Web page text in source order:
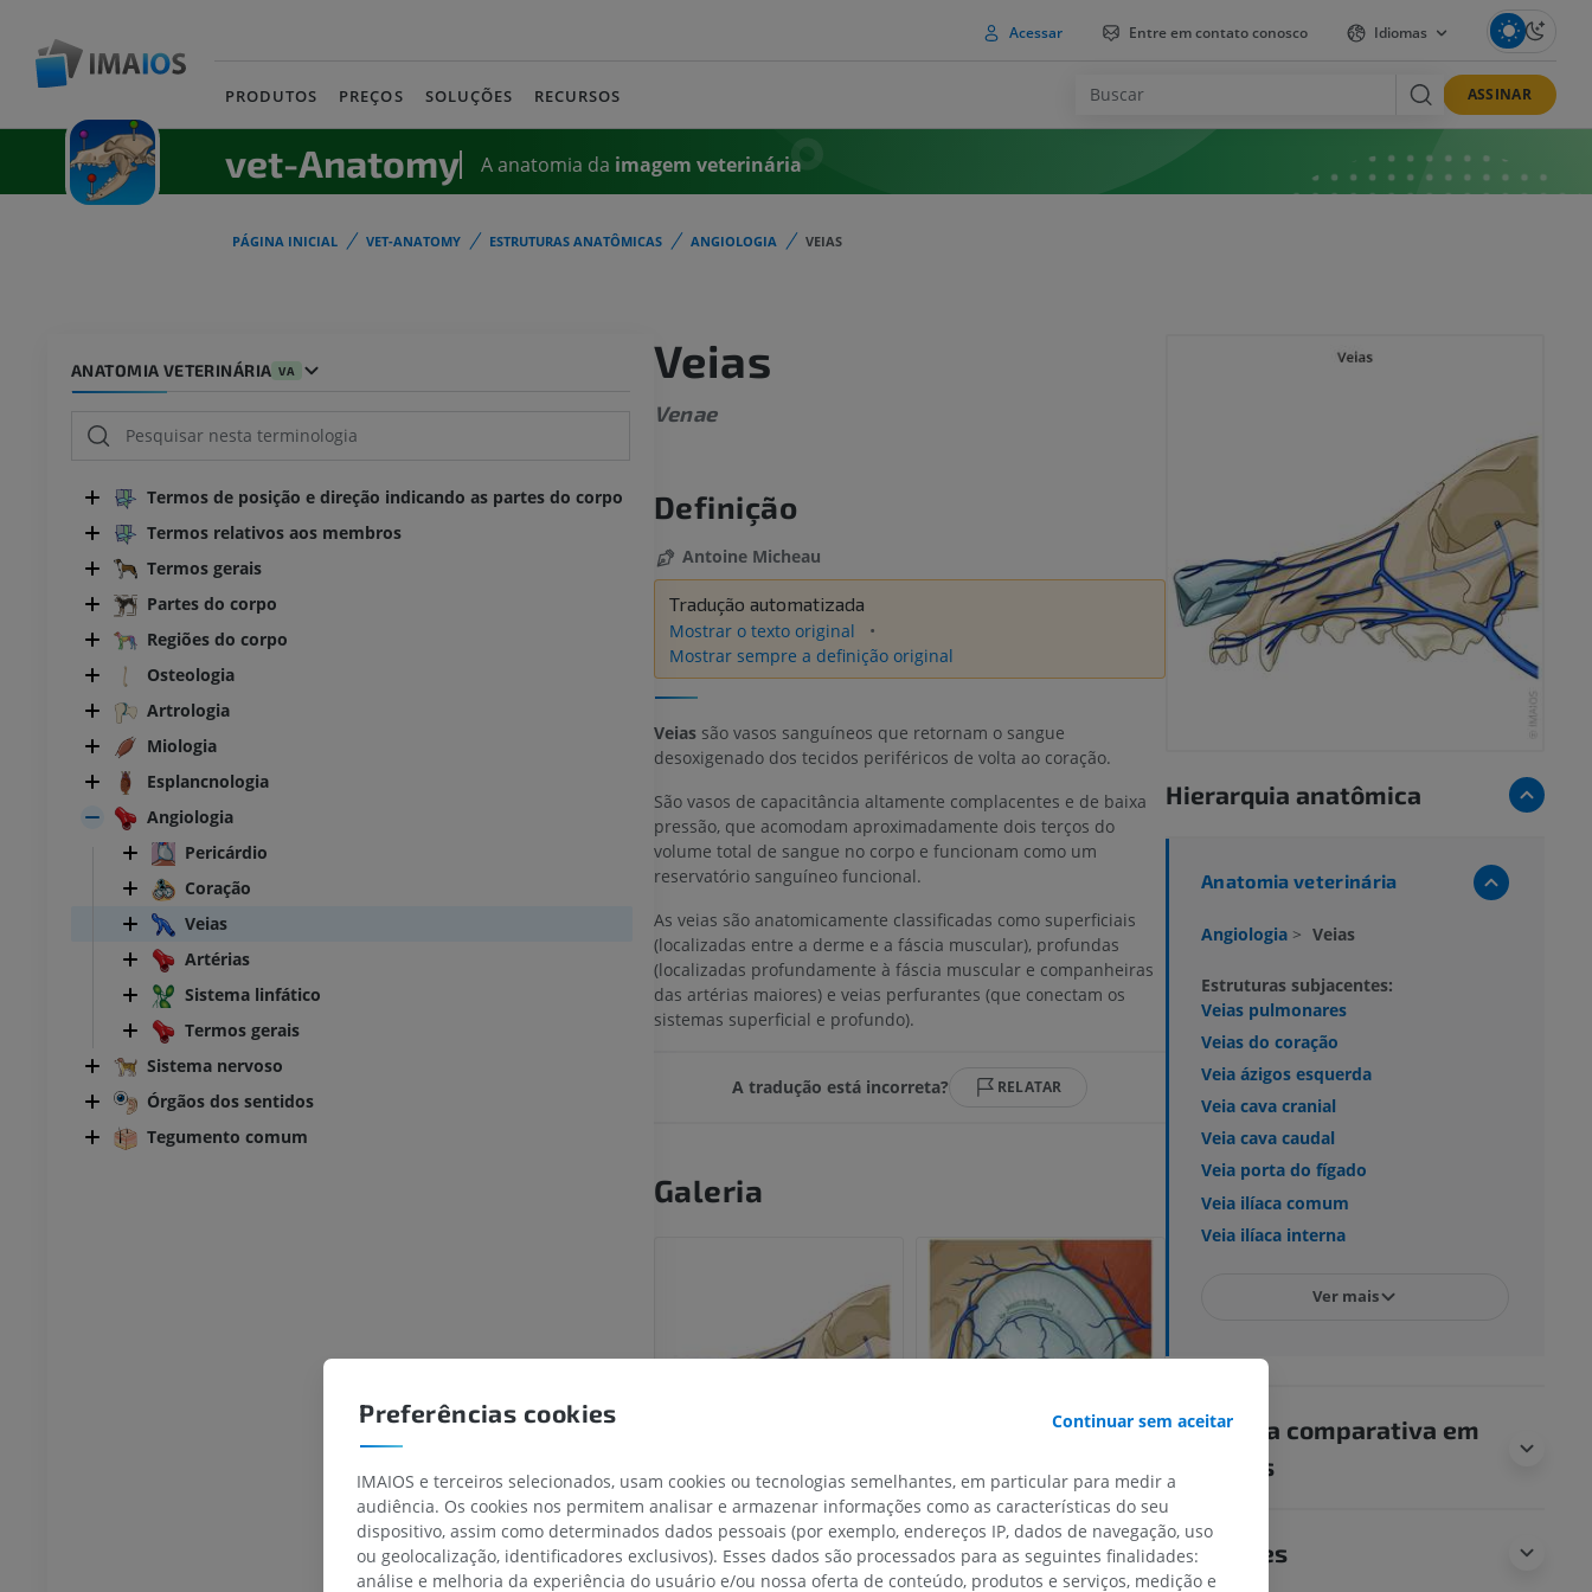
Acessar Entre em contato conosco Idiomas
PRODUTOS PREÇOS SOLUÇÕES RECURSOS ASSINAR
vet-Anatomy A anatomia da imagem veterinária
PÁGINA INICIAL VET-ANATOMY ESTRUTURAS ANATÔMICAS ANGIOLOGIA VEIAS
ANATOMIA VETERINÁRIA VA
Termos de posição e direção indicando as partes do corpo
Termos relativos aos membros
Termos gerais
Partes do corpo
Regiões do corpo
Osteologia
Artrologia
Miologia
Esplancnologia
Angiologia
Pericárdio
Coração
Veias
Artérias
Sistema linfático
Termos gerais
Sistema nervoso
Órgãos dos sentidos
Tegumento comum
Veias
Venae
Definição
Antoine Micheau
Tradução automatizada
Mostrar o texto original
Mostrar sempre a definição original
Veiassão vasos sanguíneos que retornam o sangue
desoxigenado dos tecidos periféricos de volta ao coração.
São vasos de capacitância altamente complacentes e de baixa
pressão, que acomodam aproximadamente dois terços do
volume total de sangue no corpo e funcionam como um
reservatório sanguíneo funcional.
As veias são anatomicamente classificadas como superficiais
(localizadas entre a derme e a fáscia muscular), profundas
(localizadas profundamente à fáscia muscular e companheiras
das artérias maiores) e veias perfurantes (que conectam os
sistemas superficial e profundo).
A tradução está incorreta? RELATAR
Galeria
Hierarquia anatômica
Anatomia veterinária
Angiologia > Veias
Estruturas subjacentes:
Veias pulmonares
Veias do coração
Veia ázigos esquerda
Veia cava cranial
Veia cava caudal
Veia porta do fígado
Veia ilíaca comum
Veia ilíaca interna
Ver mais
Anatomia comparativa em
humanos
Traduções
Preferências cookies Continuar sem aceitar
IMAIOS e terceiros selecionados, usam cookies ou tecnologias semelhantes, em particular para medir a
audiência. Os cookies nos permitem analisar e armazenar informações como as características do seu
dispositivo, assim como determinados dados pessoais (por exemplo, endereços IP, dados de navegação, uso
ou geolocalização, identificadores exclusivos). Esses dados são processados para as seguintes finalidades:
análise e melhoria da experiência do usuário e/ou nossa oferta de conteúdo, produtos e serviços, medição e